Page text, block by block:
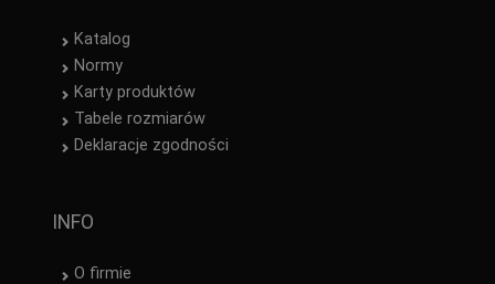
Katalog
Normy
Karty produktów
Tabele rozmiarów
Deklaracje zgodności
INFO
O firmie